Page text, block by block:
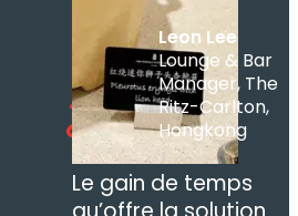
Leon Lee
Lounge & Bar
Manager, The
Ritz-Carlton,
Hongkong
Le gain de temps